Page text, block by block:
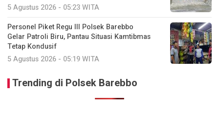
5 Agustus 2026 - 05:23 WITA
Personel Piket Regu III Polsek Barebbo
Gelar Patroli Biru, Pantau Situasi Kamtibmas
Tetap Kondusif
5 Agustus 2026 - 05:19 WITA
Trending di Polsek Barebbo